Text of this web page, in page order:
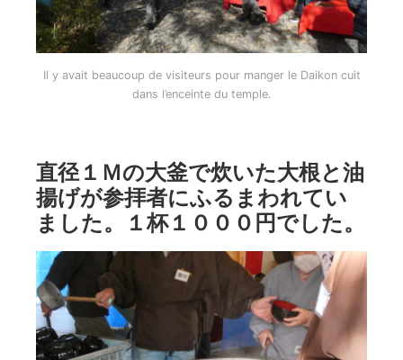
Il y avait beaucoup de visiteurs pour manger le Daikon cuit
dans l’enceinte du temple.
直径１Ｍの大釜で炊いた大根と油
揚げが参拝者にふるまわれてい
ました。１杯１０００円でした。